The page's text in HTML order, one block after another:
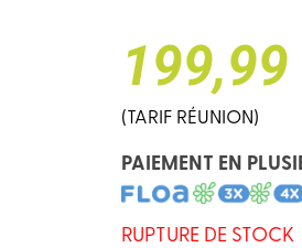
199,99
(TARIF RÉUNION)
PAIEMENT EN
RUPTURE DE STOCK